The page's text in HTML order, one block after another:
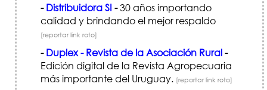
- Distribuidora SI -30 años importando
calidad y brindando el mejor respaldo
[reportar link roto]
- Duplex - Revista de la Asociación Rural-
Edición digital de la Revista Agropecuaria
más importante del Uruguay. [reportar link roto]